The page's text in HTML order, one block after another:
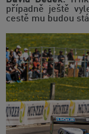
případně ještě
cestě mu budou